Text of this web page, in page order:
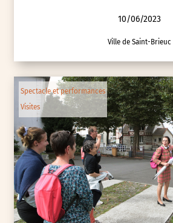
10/06/2023
Ville de Saint-Brieuc
Spectacle et performances
Visites